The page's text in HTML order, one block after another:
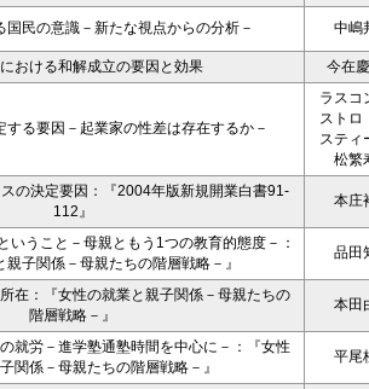
国民の意識－新たな視点からの分析－ 中嶋
おける和解成立の要因と効果 今在
する要因－起業家の性差は存在するか－
ラスコ
ストロ
スティ
松繁
の決定要因：『2004年版新規開業白書91-
112』
本庄
いうこと－母親ともう1つの教育的態度－：
親子関係－母親たちの階層戦略－』
品田
在：『女性の就業と親子関係－母親たちの
階層戦略－』
本田
就労－進学塾通塾時間を中心に－：『女性
関係－母親たちの階層戦略－』
平尾